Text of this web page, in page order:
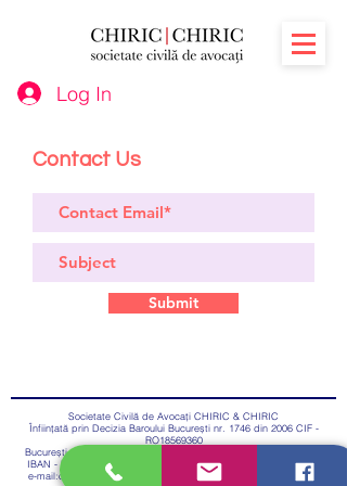
Log In
Contact Us
Submit
Societate Civilă de Avocați CHIRIC & CHIRIC
Înființată prin Decizia Baroului București nr. 1746 din 2006 CIF -
RO18569360
București, str.Căderea Bastiliei nr.80-84, parter, sector 1, 010616
IBAN - RO11BACX0000000038288250 deschis la Unicredit Bank
e-mail:office@chiric.eu 021.224.60.29 0374 914 705